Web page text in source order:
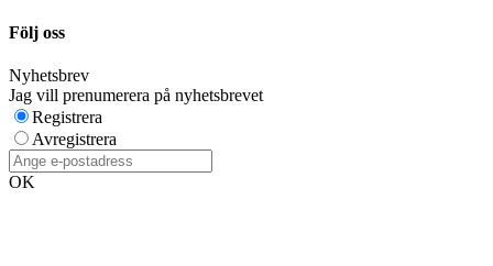
Följ oss
Nyhetsbrev
Jag vill prenumerera på nyhetsbrevet
Registrera
Avregistrera
OK